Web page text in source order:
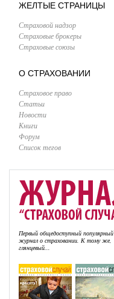
ЖЕЛТЫЕ СТРАНИЦЫ
Страховой надзор
Страховые брокеры
Страховые союзы
О СТРАХОВАНИИ
Страховое право
Статьи
Новости
Книги
Форум
Список тегов
Первый общедоступный популярный
журнал о страховании. К тому же,
глянцевый...